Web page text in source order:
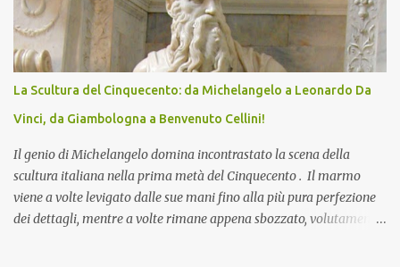
in particolari troppo scientifici (sarei la persona meno adatta),
vorrei aiutarti a capire i suoi meccanismi fondamentali per
portarti alla consapevolezza di quanto sia importante, anzi
fondamentale, in tutti i giorni della nostra vita, di come la diriga e,
perché no, di come poter imparare ad utilizzarlo in modo migliore.
Prima di tutto comincio con l’affermare che il cervello è la nostra
La Scultura del Cinquecento: da Michelangelo a Leonardo Da
Vinci, da Giambologna a Benvenuto Cellini!
Il genio di Michelangelo domina incontrastato la scena della
scultura italiana nella prima metà del Cinquecento . Il marmo
viene a volte levigato dalle sue mani fino alla più pura perfezione
dei dettagli, mentre a volte rimane appena sbozzato, volutamente